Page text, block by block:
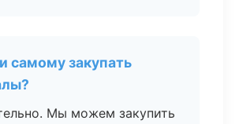
самому закупать
Мы можем закупить